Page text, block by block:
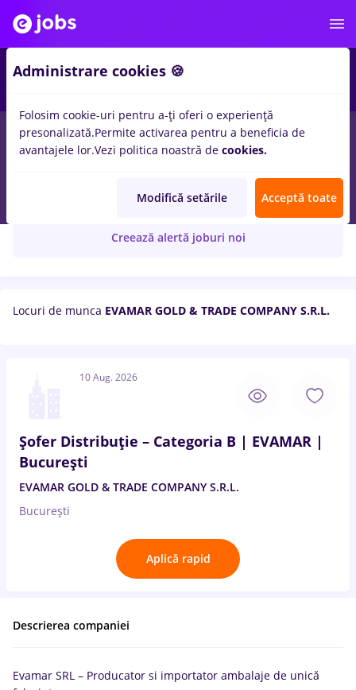
EVAMAR GOLD & TRADE COMPANY S.R.L.
Creează alertă joburi noi
Locuri de munca EVAMAR GOLD & TRADE COMPANY S.R.L.
10 Aug. 2026
Șofer Distribuție – Categoria B | EVAMAR |
București
EVAMAR GOLD & TRADE COMPANY S.R.L.
București
Aplică rapid
Descrierea companiei
Evamar SRL – Producator si importator ambalaje de unică
Administrare cookies 🍪
Folosim cookie-uri pentru a-ți oferi o experiență
presonalizată.Permite activarea pentru a beneficia de
avantajele lor.Vezi politica noastră de cookies.
Modifică setările Acceptă toate